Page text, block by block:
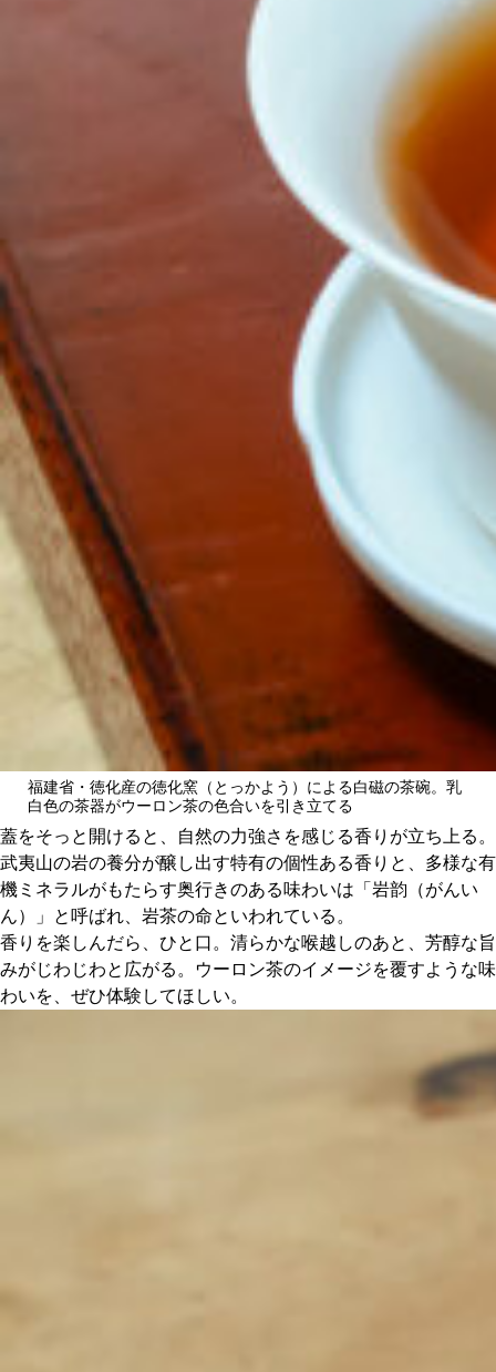
福建省・徳化産の徳化窯（とっかよう）による白磁の茶碗。乳
白色の茶器がウーロン茶の色合いを引き立てる
蓋をそっと開けると、自然の力強さを感じる香りが立ち上る。
武夷山の岩の養分が醸し出す特有の個性ある香りと、多様な有
機ミネラルがもたらす奥行きのある味わいは「岩韵（がんい
ん）」と呼ばれ、岩茶の命といわれている。
香りを楽しんだら、ひと口。清らかな喉越しのあと、芳醇な旨
みがじわじわと広がる。ウーロン茶のイメージを覆すような味
わいを、ぜひ体験してほしい。